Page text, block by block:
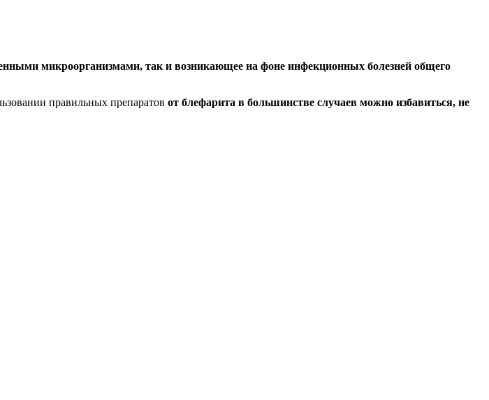
микроорганизмами, так и возникающее на фоне инфекционных болезней общего
правильных препаратов от блефарита в большинстве случаев можно избавиться, не